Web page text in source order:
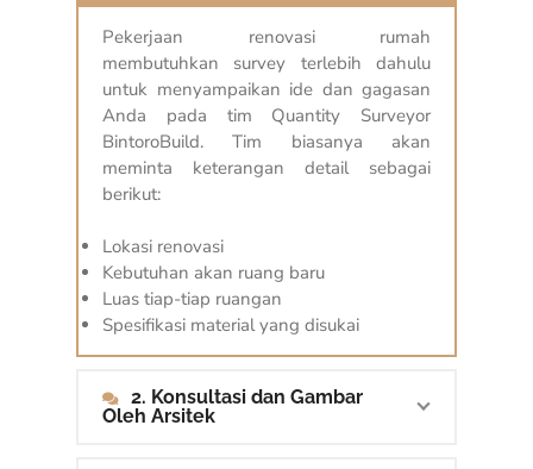
Pekerjaan renovasi rumah
membutuhkan survey terlebih dahulu
untuk menyampaikan ide dan gagasan
Anda pada tim Quantity Surveyor
BintoroBuild. Tim biasanya akan
meminta keterangan detail sebagai
berikut:
Lokasi renovasi
Kebutuhan akan ruang baru
Luas tiap-tiap ruangan
Spesifikasi material yang disukai
2. Konsultasi dan Gambar
Oleh Arsitek